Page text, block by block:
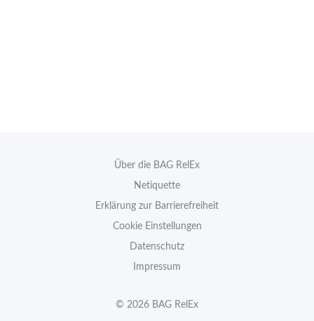
Über die BAG RelEx
Netiquette
Erklärung zur Barrierefreiheit
Cookie Einstellungen
Datenschutz
Impressum
© 2026 BAG RelEx